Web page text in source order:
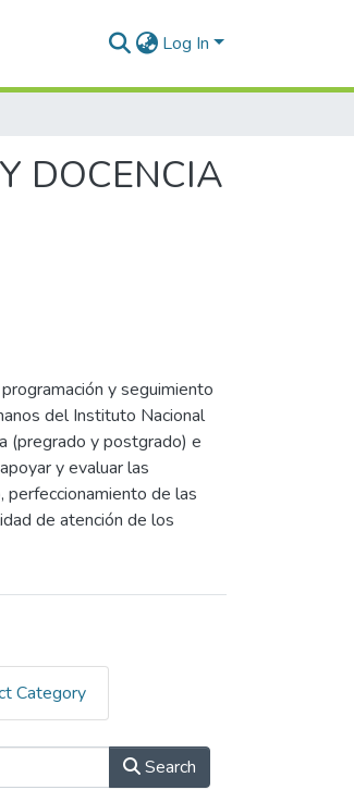
Log In
DOCENCIA
y seguimiento
del Instituto Nacional
(pregrado y postgrado) e
y evaluar las
perfeccionamiento de las
de atención de los
Category
Search